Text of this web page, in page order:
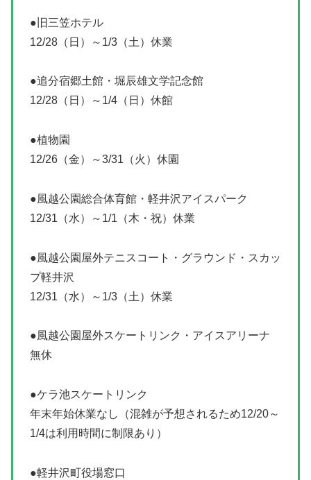
●旧三笠ホテル
12/28（日）～1/3（土）休業
●追分宿郷土館・堀辰雄文学記念館
12/28（日）～1/4（日）休館
●植物園
12/26（金）～3/31（火）休園
●風越公園総合体育館・軽井沢アイスパーク
12/31（水）～1/1（木・祝）休業
●風越公園屋外テニスコート・グラウンド・スカッ
プ軽井沢
12/31（水）～1/3（土）休業
●風越公園屋外スケートリンク・アイスアリーナ
無休
●ケラ池スケートリンク
年末年始休業なし（混雑が予想されるため12/20～
1/4は利用時間に制限あり）
●軽井沢町役場窓口